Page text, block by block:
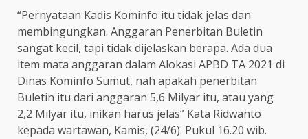
“Pernyataan Kadis Kominfo itu tidak jelas dan
membingungkan. Anggaran Penerbitan Buletin
sangat kecil, tapi tidak dijelaskan berapa. Ada dua
item mata anggaran dalam Alokasi APBD TA 2021 di
Dinas Kominfo Sumut, nah apakah penerbitan
Buletin itu dari anggaran 5,6 Milyar itu, atau yang
2,2 Milyar itu, inikan harus jelas” Kata Ridwanto
kepada wartawan, Kamis, (24/6). Pukul 16.20 wib.